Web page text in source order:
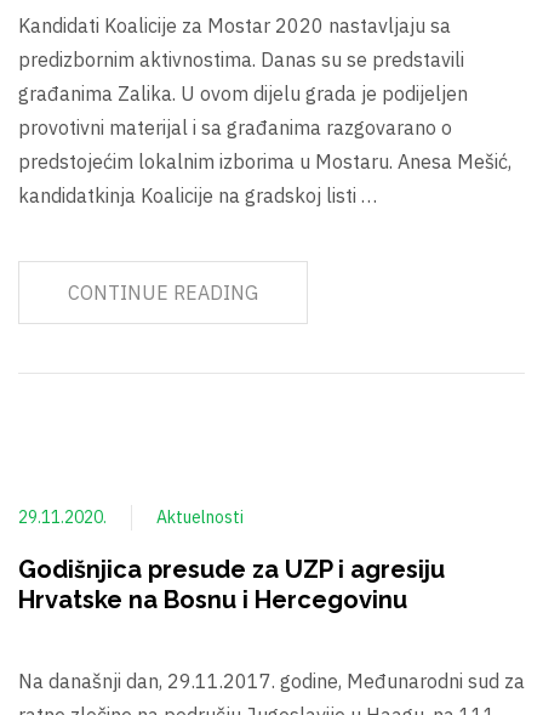
Kandidati Koalicije za Mostar 2020 nastavljaju sa
predizbornim aktivnostima. Danas su se predstavili
građanima Zalika. U ovom dijelu grada je podijeljen
provotivni materijal i sa građanima razgovarano o
predstojećim lokalnim izborima u Mostaru. Anesa Mešić,
kandidatkinja Koalicije na gradskoj listi …
CONTINUE READING
29.11.2020. Aktuelnosti
Godišnjica presude za UZP i agresiju
Hrvatske na Bosnu i Hercegovinu
Na današnji dan, 29.11.2017. godine, Međunarodni sud za